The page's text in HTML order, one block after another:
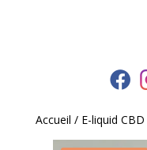
Accueil / E-liquid CBD